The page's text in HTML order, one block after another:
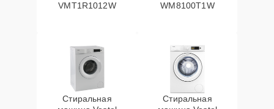
VMT1R1012W
WM8100T1W
Стиральная
Стиральная